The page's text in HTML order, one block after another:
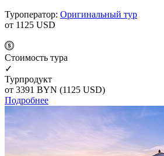
Туроператор: Оригинальный тур
от 1125 USD
Cтоимость тура
✓
Турпродукт
от 3391 BYN (1125 USD)
Подробнее